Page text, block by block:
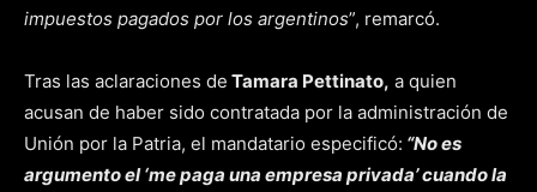
impuestos pagados por los argentinos”, remarcó.
Tras las aclaraciones de Tamara Pettinato, a quien
acusan de haber sido contratada por la administración de
Unión por la Patria, el mandatario especificó: “No es
argumento el ‘me paga una empresa privada’ cuando la